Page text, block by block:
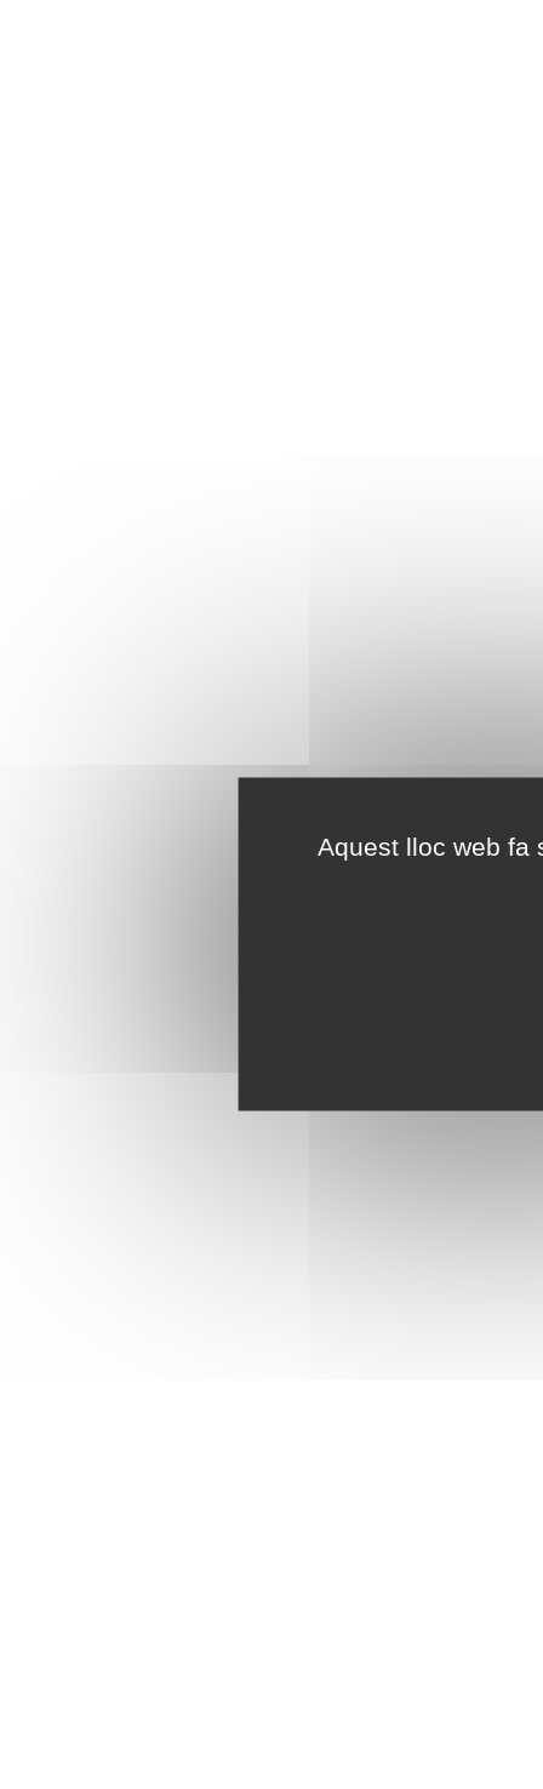
Aquest lloc web fa